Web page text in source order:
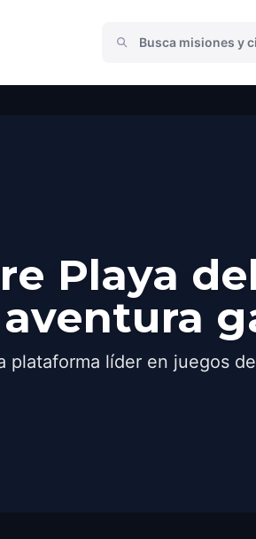
Playa
aventura
plataforma líder en juegos